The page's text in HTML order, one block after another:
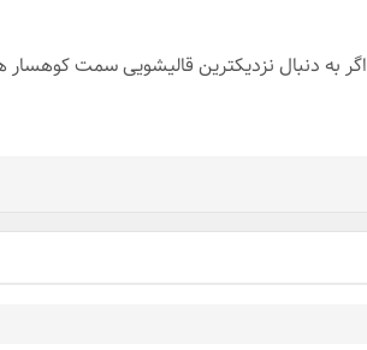
اگر به دنبال نزدیکترین قالیشویی سمت کوهسار